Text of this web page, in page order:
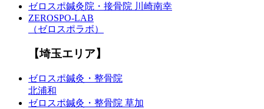
ゼロスポ鍼灸院・接骨院 川崎南幸
ZEROSPO-LAB
（ゼロスポラボ）
【埼玉エリア】
ゼロスポ鍼灸・整骨院
北浦和
ゼロスポ鍼灸・整骨院 草加